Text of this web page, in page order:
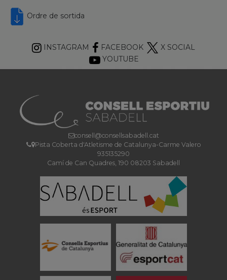
Ordre de sortida
INSTAGRAM FACEBOOK
X SOCIAL
YOUTUBE
consell@consellsabadell.cat
Pista Coberta d'Atletisme de Catalunya-Carme Valero
935135290
Camí de Can Quadres, 190 08203 Sabadell